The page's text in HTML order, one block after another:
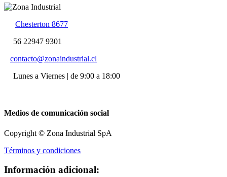
Chesterton 8677
56 22947 9301
contacto@zonaindustrial.cl
Lunes a Viernes | de 9:00 a 18:00
Medios de comunicación social
Copyright © Zona Industrial SpA
Términos y condiciones
Información adicional: